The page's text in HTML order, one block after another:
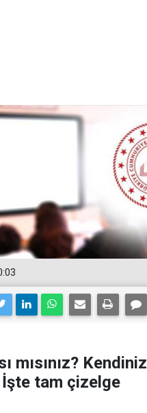
mısınız? Kendiniz
İşte tam çizelge